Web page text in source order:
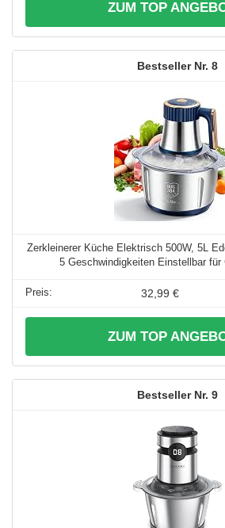
ZUM TOP
8
Zerkleinerer Küche Elektrisch 500W, 5L
5 Geschwindigkeiten Einstellbar für
32,99 €
ZUM TOP
9